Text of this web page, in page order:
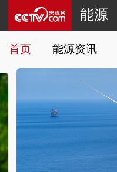
能源
首页 能源资讯